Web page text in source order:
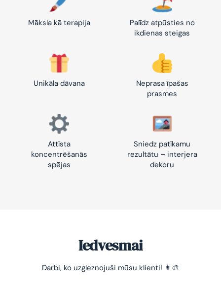
Māksla kā terapija
Palīdz atpūsties no
ikdienas steigas
Unikāla dāvana
Neprasa īpašas
prasmes
Attīsta
koncentrēšanās
spējas
Sniedz patīkamu
rezultātu – interjera
dekoru
Iedvesmai
Darbi, ko uzgleznojuši mūsu klienti! 👩‍🎨